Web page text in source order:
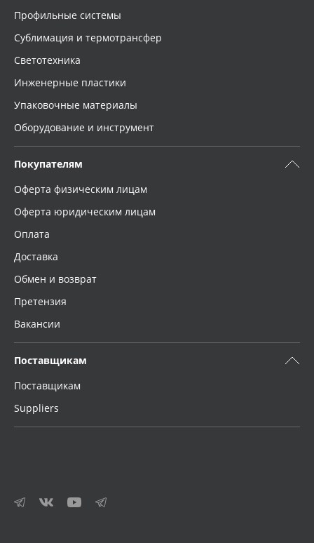
Профильные системы
Сублимация и термотрансфер
Светотехника
Инженерные пластики
Упаковочные материалы
Оборудование и инструмент
Покупателям
Оферта физическим лицам
Оферта юридическим лицам
Оплата
Доставка
Обмен и возврат
Претензия
Вакансии
Поставщикам
Поставщикам
Suppliers